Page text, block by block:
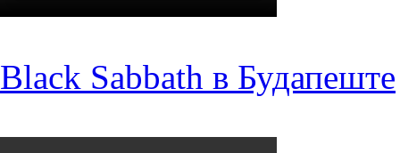
Black Sabbath в Будапеште